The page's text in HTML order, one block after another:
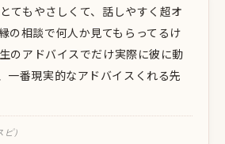
てもやさしくて、話しやすく超オ
の相談で何人か見てもらってるけ
のアドバイスでだけ実際に彼に動
一番現実的なアドバイスくれる先
ピ）